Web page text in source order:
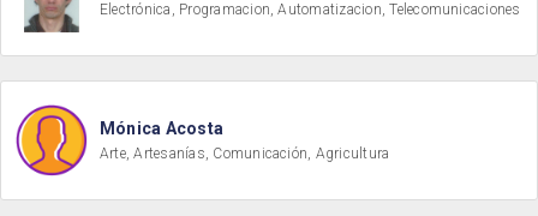
Electrónica, Programacion, Automatizacion, Telecomunicaciones
Mónica Acosta
Arte, Artesanías, Comunicación, Agricultura